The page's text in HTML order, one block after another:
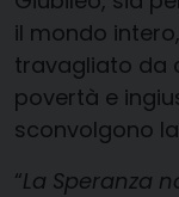
il mondo
travagliato da
povertà e
sconvolgono
“La Speranza